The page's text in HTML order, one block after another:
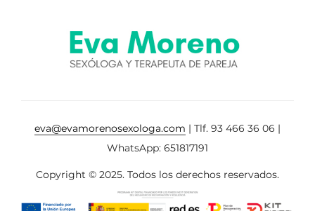
eva@evamorenosexologa.com | Tlf. 93 466 36 06 |
WhatsApp: 651817191
Copyright © 2025. Todos los derechos reservados.